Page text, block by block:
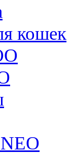
кошек